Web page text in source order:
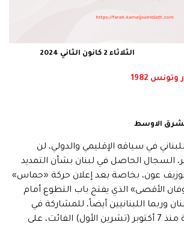
الثلاثاء 2 كانون الثاني 2024
1982
الاوسط
في سياقه الإقليمي والدولي، لن
السجال الحاصل في لبنان بشأن التمديد
جوزيف عون، بخاصة بعد إعلان حركة «حماس»
الأقصى» الذي يفتح باب التطوع أمام
وربما اللبنانيين أيضاً، للمشاركة في
الحرب الدائرة في غزة منذ 7 أكتوبر (تشرين الأول) الفائت، على